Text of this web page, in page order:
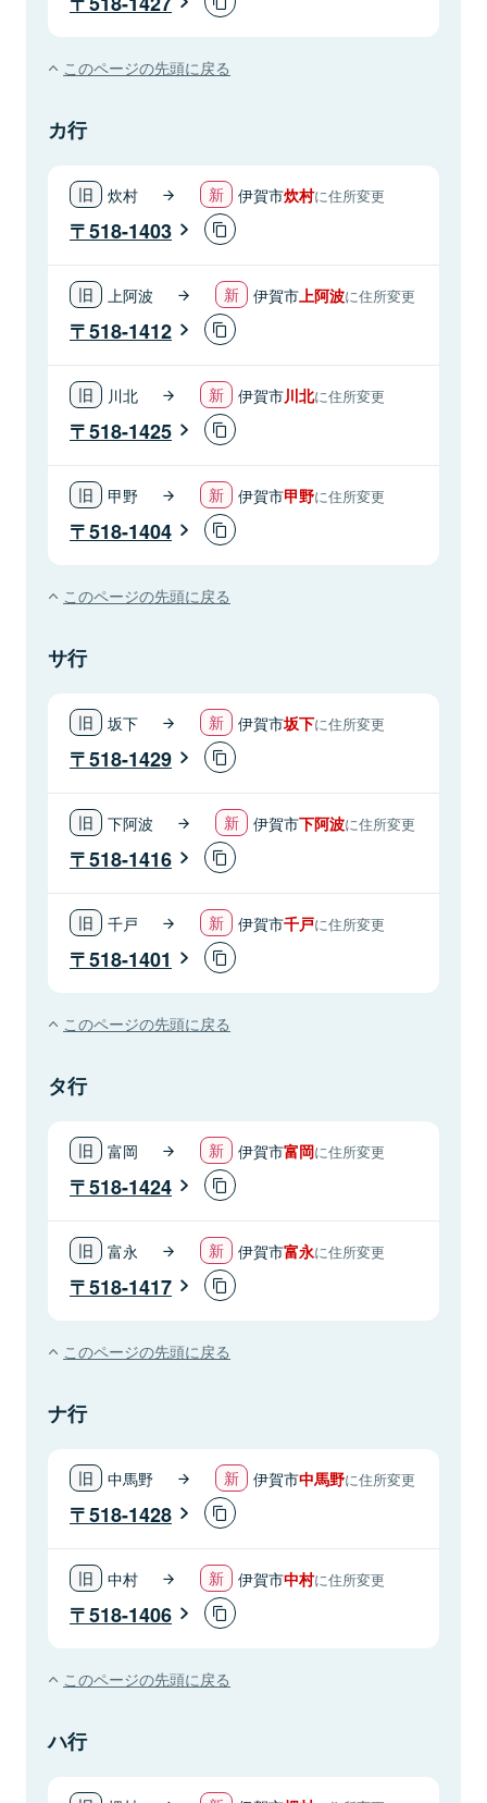
このページの先頭に戻る
カ行
炊村 伊賀市炊村に住所変更
518-1403
上阿波 伊賀市上阿波に住所変更
518-1412
川北 伊賀市川北に住所変更
518-1425
甲野 伊賀市甲野に住所変更
518-1404
このページの先頭に戻る
サ行
坂下 伊賀市坂下に住所変更
518-1429
下阿波 伊賀市下阿波に住所変更
518-1416
千戸 伊賀市千戸に住所変更
518-1401
このページの先頭に戻る
タ行
富岡 伊賀市富岡に住所変更
518-1424
富永 伊賀市富永に住所変更
518-1417
このページの先頭に戻る
ナ行
中馬野 伊賀市中馬野に住所変更
518-1428
中村 伊賀市中村に住所変更
518-1406
このページの先頭に戻る
ハ行